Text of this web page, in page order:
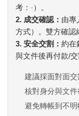
考： -）。
2. 成交確認： 由專
方式）。雙方確認
3. 安全交割： 約在
與文件後再付款/交
建議採面對面
核對身分與文
避免轉帳到不